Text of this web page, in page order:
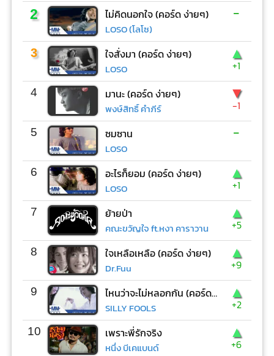
2 ไม่คิดนอกใจ (คอร์ด ง่ายๆ)
LOSO (โลโซ)
-
3 ใจสั่งมา (คอร์ด ง่ายๆ)
LOSO
▲
+1
4 มานะ (คอร์ด ง่ายๆ)
พงษ์สิทธิ์ คำภีร์
▼
-1
5 ซมซาน
LOSO
-
6 อะไรก็ยอม (คอร์ด ง่ายๆ)
LOSO
▲
+1
7 ย้ายป่า
คณะขวัญใจ ft.หงา คาราวาน
▲
+5
8 ใจเหลือเหลือ (คอร์ด ง่ายๆ)
Dr.Fuu
▲
+9
9 ไหนว่าจะไม่หลอกกัน (คอร์ด ง่ายๆ)
SILLY FOOLS
▲
+2
10 เพราะพี่รักจริง
หนึ่ง บีเคแบนด์
▲
+6